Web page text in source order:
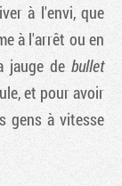
à l'envi, que
à l'arrêt ou en
jauge de bullet
et pour avoir
gens à vitesse